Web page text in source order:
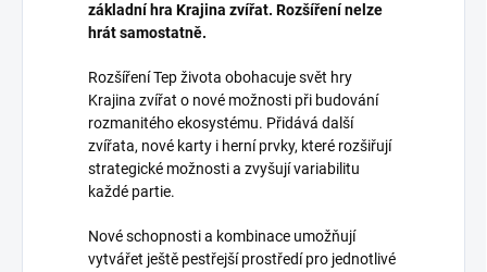
základní hra Krajina zvířat. Rozšíření nelze
hrát samostatně.
Rozšíření Tep života obohacuje svět hry
Krajina zvířat o nové možnosti při budování
rozmanitého ekosystému. Přidává další
zvířata, nové karty i herní prvky, které rozšiřují
strategické možnosti a zvyšují variabilitu
každé partie.
Nové schopnosti a kombinace umožňují
vytvářet ještě pestřejší prostředí pro jednotlivé